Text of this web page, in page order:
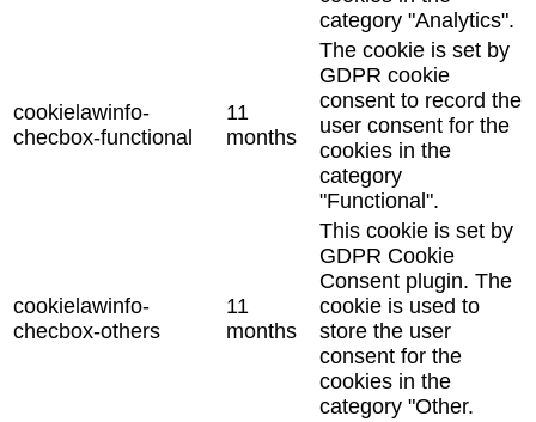
category "Analytics".
cookielawinfo-
checbox-functional
11
months
The cookie is set by
GDPR cookie
consent to record the
user consent for the
cookies in the
category
"Functional".
cookielawinfo-
checbox-others
11
months
This cookie is set by
GDPR Cookie
Consent plugin. The
cookie is used to
store the user
consent for the
cookies in the
category "Other.